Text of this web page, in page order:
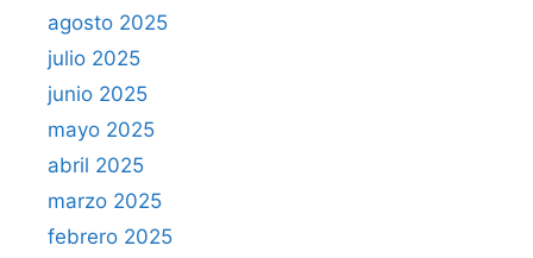
agosto 2025
julio 2025
junio 2025
mayo 2025
abril 2025
marzo 2025
febrero 2025